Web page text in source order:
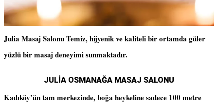
Julia Masaj Salonu Temiz, hijyenik ve kaliteli bir ortamda güler
yüzlü bir masaj deneyimi sunmaktadır.
JULİA OSMANAĞA MASAJ SALONU
Kadıköy’ün tam merkezinde, boğa heykeline sadece 100 metre